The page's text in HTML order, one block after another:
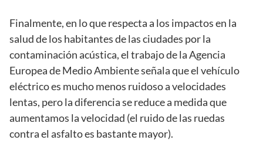
Finalmente, en lo que respecta a los impactos en la
salud de los habitantes de las ciudades por la
contaminación acústica, el trabajo de la Agencia
Europea de Medio Ambiente señala que el vehículo
eléctrico es mucho menos ruidoso a velocidades
lentas, pero la diferencia se reduce a medida que
aumentamos la velocidad (el ruido de las ruedas
contra el asfalto es bastante mayor).